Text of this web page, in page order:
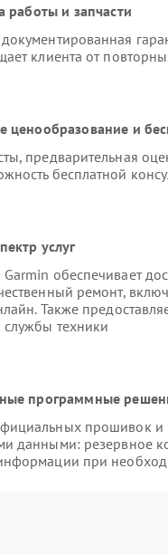
работы и запчасти
документированная
клиента от
ценообразование и
предварительная
бесплатной
услуг
обеспечивает
ремонт,
Также
техники
программные
прошивок и
данными: резервное
при